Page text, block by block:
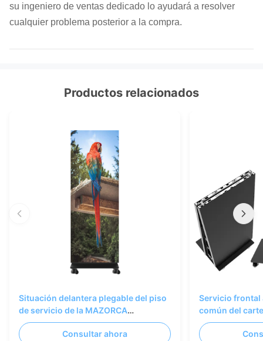
su ingeniero de ventas dedicado lo ayudará a resolver
cualquier problema posterior a la compra.
Productos relacionados
Situación delantera plegable del piso
de servicio de la MAZORCA
600x1687.5m m del cartel de P1.25
Smart LED
Consultar ahora
Servicio frontal
común del
cátodo LED de